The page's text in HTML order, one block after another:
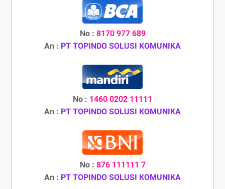
No : 8170 977 689
An : PT TOPINDO SOLUSI KOMUNIKA
No : 1460 0202 11111
An : PT TOPINDO SOLUSI KOMUNIKA
No : 876 111111 7
An : PT TOPINDO SOLUSI KOMUNIKA